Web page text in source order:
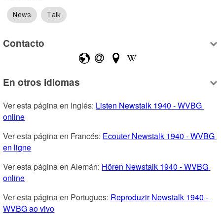
News Talk
Contacto
En otros idiomas
Ver esta página en Inglés: Listen Newstalk 1940 - WVBG
online
Ver esta página en Francés: Ecouter Newstalk 1940 - WVBG
en ligne
Ver esta página en Alemán: Hören Newstalk 1940 - WVBG
online
Ver esta página en Portugues: Reproduzir Newstalk 1940 -
WVBG ao vivo